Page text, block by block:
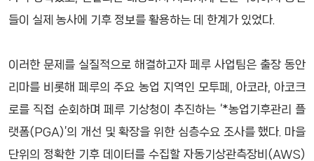
들이 실제 농사에 기후 정보를 활용하는 데 한계가 있었다.
이러한 문제를 실질적으로 해결하고자 페루 사업팀은 출장 동안
리마를 비롯해 페루의 주요 농업 지역인 모투페, 아코라, 아코크
로를 직접 순회하며 페루 기상청이 추진하는 ‘*농업기후관리 플
랫폼(PGA)’의 개선 및 확장을 위한 심층수요 조사를 했다. 마을
단위의 정확한 기후 데이터를 수집할 자동기상관측장비(AWS)